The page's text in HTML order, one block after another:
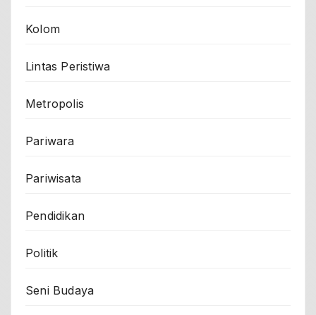
Kolom
Lintas Peristiwa
Metropolis
Pariwara
Pariwisata
Pendidikan
Politik
Seni Budaya